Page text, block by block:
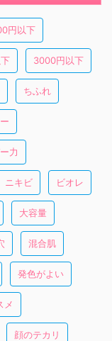
円以下
3000円以下
ちふれ
力
ニキビ ビオレ
大容量
混合肌
発色がよい
メ
顔のテカリ